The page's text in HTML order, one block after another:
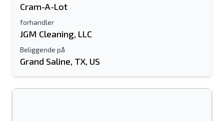
Cram-A-Lot
forhandler
JGM Cleaning, LLC
Beliggende på
Grand Saline, TX, US